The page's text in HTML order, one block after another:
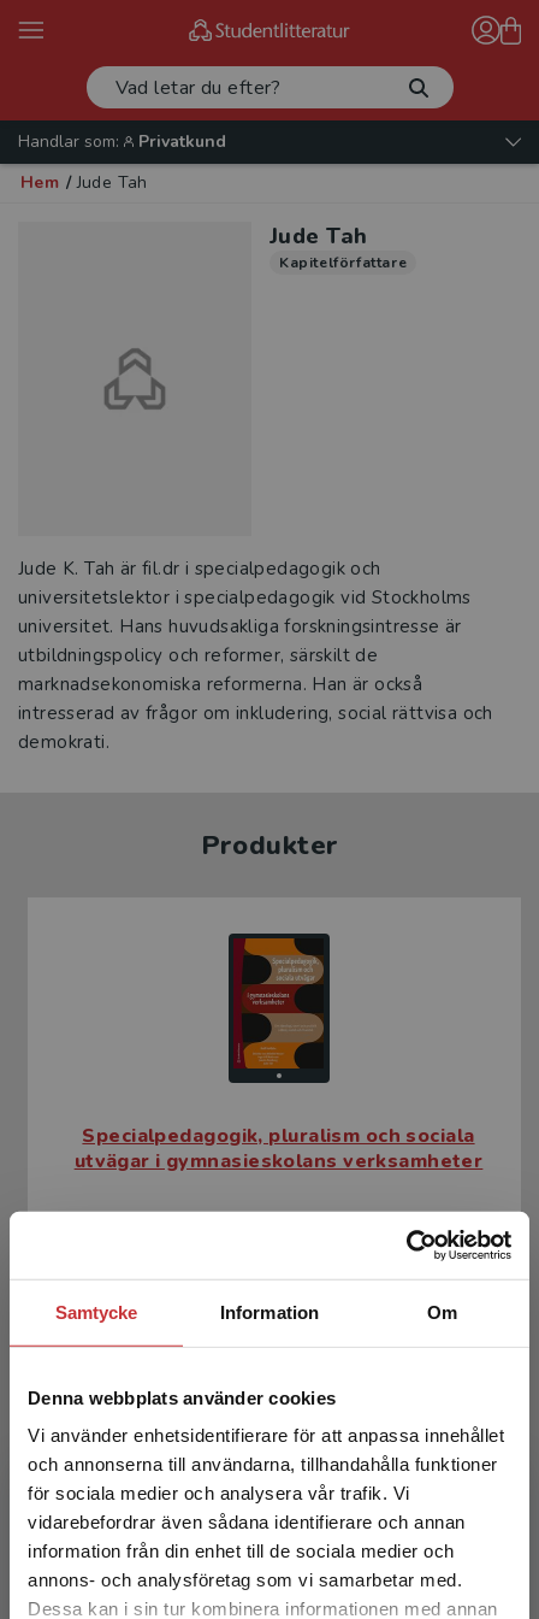
Samtycke Information Om
Denna webbplats använder cookies
Vi använder enhetsidentifierare för att anpassa innehållet
och annonserna till användarna, tillhandahålla funktioner
för sociala medier och analysera vår trafik. Vi
vidarebefordrar även sådana identifierare och annan
information från din enhet till de sociala medier och
annons- och analysföretag som vi samarbetar med.
Dessa kan i sin tur kombinera informationen med annan
Begränsad fraktregion
Handlar som:
Privatkund
Hem / Jude Tah
Jude Tah
Kapitelförfattare
Jude K. Tah är fil.dr i specialpedagogik och
universitetslektor i specialpedagogik vid Stockholms
universitet. Hans huvudsakliga forskningsintresse är
utbildningspolicy och reformer, särskilt de
marknadsekonomiska reformerna. Han är också
intresserad av frågor om inkludering, social rättvisa och
demokrati.
Produkter
Specialpedagogik, pluralism och sociala
utvägar i gymnasieskolans verksamheter
Exkl. moms: 197 kr
Specialpedagogik, pluralism och sociala
utvägar i gymnasieskolans verksamheter